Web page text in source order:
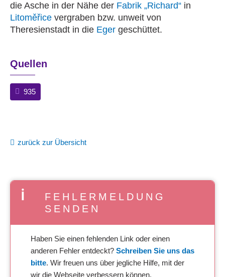
die Asche in der Nähe der Fabrik „Richard“ in
Litoměřice vergraben bzw. unweit von
Theresienstadt in die Eger geschüttet.
Quellen
935
zurück zur Übersicht
FEHLERMELDUNG
SENDEN
Haben Sie einen fehlenden Link oder einen
anderen Fehler entdeckt? Schreiben Sie uns das
bitte. Wir freuen uns über jegliche Hilfe, mit der
wir die Webseite verbessern können.